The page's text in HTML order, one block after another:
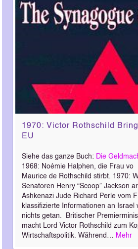
1970: Victor Rothschild
EU
Siehe das ganze Buch: Die
1968: Noémie Halphen, die Frau vo
Maurice de Rothschild stirbt. 1970:
Senatoren Henry “Scoop” Jackson
Ashkenazi Jude Richard Perle vom
klassifizierte Informationen an Israel
nichts getan. Britischer
macht Lord Victor Rothschild zum
Wirtschaftspolitik. Während… Mehr